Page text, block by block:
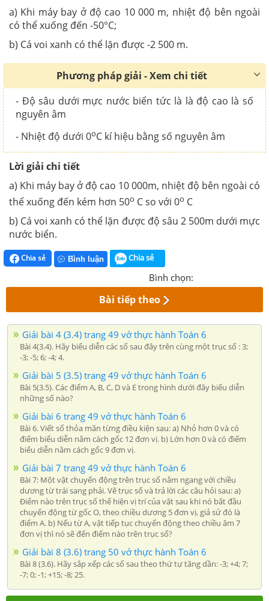
a) Khi máy bay ở độ cao 10 000 m, nhiệt độ bên ngoài
có thể xuống đến -50°C;
b) Cá voi xanh có thể lặn được -2 500 m.
Phương pháp giải - Xem chi tiết
- Độ sâu dưới mực nước biển tức là là độ cao là số
nguyên âm
- Nhiệt độ dưới 0oC kí hiệu bằng số nguyên âm
Lời giải chi tiết
a) Khi máy bay ở độ cao 10 000m, nhiệt độ bên ngoài có
thể xuống đến kém hơn 50o C so với 0o C
b) Cá voi xanh có thể lặn được độ sâu 2 500m dưới mực
nước biển.
Chia sẻ Bình luận Chia sẻ
Bình chọn:
Bài tiếp theo
Giải bài 4 (3.4) trang 49 vở thực hành Toán 6
Bài 4(3.4). Hãy biểu diễn các số sau đây trên cùng một trục số : 3;
-3; -5; 6; -4; 4.
Giải bài 5 (3.5) trang 49 vở thực hành Toán 6
Bài 5(3.5). Các điểm A, B, C, D và E trong hình dưới đây biểu diễn
những số nào?
Giải bài 6 trang 49 vở thực hành Toán 6
Bài 6. Viết số thỏa mãn từng điều kiện sau: a) Nhỏ hơn 0 và có
điểm biểu diễn nằm cách gốc 12 đơn vị. b) Lớn hơn 0 và có điểm
biểu diễn nằm cách gốc 9 đơn vị.
Giải bài 7 trang 49 vở thực hành Toán 6
Bài 7: Một vật chuyển động trên trục số nằm ngang với chiều
dương từ trái sang phải. Vẽ trục số và trả lời các câu hỏi sau: a)
Điểm nào trên trục số thể hiện vị trí của vật sau khi nó bắt đầu
chuyển động từ gốc O, theo chiều dương 5 đơn vị, giả sử đó là
điểm A. b) Nếu từ A, vật tiếp tục chuyển động theo chiều âm 7
đơn vị thì nó sẽ đến điểm nào trên trục số?
Giải bài 8 (3.6) trang 50 vở thực hành Toán 6
Bài 8 (3.6). Hãy sắp xếp các số sau theo thứ tự tăng dần: -3; +4; 7;
-7; 0; -1; +15; -8; 25.